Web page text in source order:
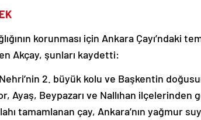
korunması için Ankara Çayı’ndaki
Akçay, şunları kaydetti:
2. büyük kolu ve Başkentin
Ayaş, Beypazarı ve Nallıhan ilçelerinden
tamamlanan çay, Ankara’nın yağmur